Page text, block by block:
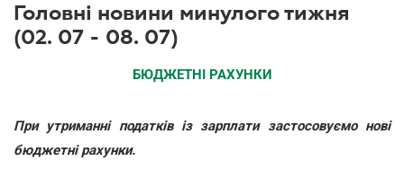
Головні новини минулого тижня
(02. 07 - 08. 07)
БЮДЖЕТНІ РАХУНКИ
При утриманні податків із зарплати застосовуємо нові
бюджетні рахунки.